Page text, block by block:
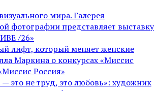
мира. Галерея
фотографии представляет выставку
/26»
лифт, который меняет женские
Маркина о конкурсах «Миссис
Россия»
— это не труд, это любовь»: художник